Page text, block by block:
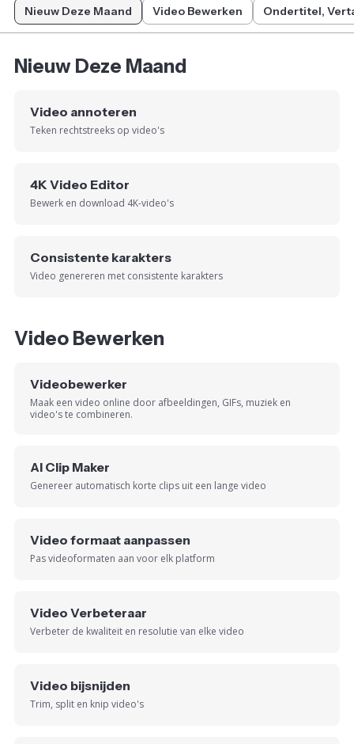
Nieuw Deze Maand Video Bewerken Ondertitel,
Nieuw Deze Maand
Video annoteren
Teken rechtstreeks op video's
4K Video Editor
Bewerk en download 4K-video's
Consistente karakters
Video genereren met consistente karakters
Video Bewerken
Videobewerker
Maak een video online door afbeeldingen, GIFs, muziek en
video's te combineren.
AI Clip Maker
Genereer automatisch korte clips uit een lange video
Video formaat aanpassen
Pas videoformaten aan voor elk platform
Video Verbeteraar
Verbeter de kwaliteit en resolutie van elke video
Video bijsnijden
Trim, split en knip video's